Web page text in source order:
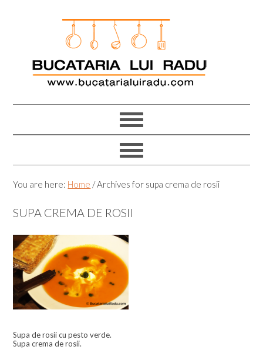
You are here: Home /Archives for supa crema de rosii
SUPA CREMA DE ROSII
Supa de rosii cu pesto verde.
Supa crema de rosii.